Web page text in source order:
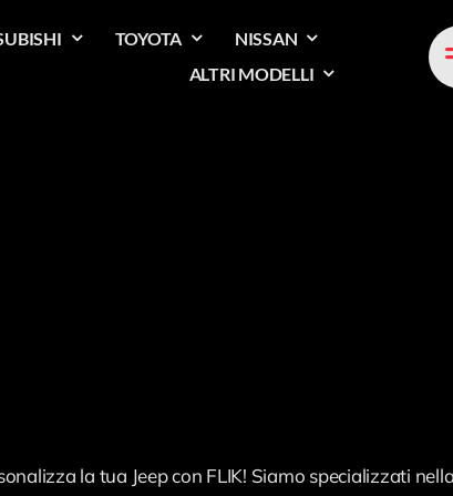
TOYOTA
NISSAN
ALTRI MODELLI
la tua Jeep con FLIK! Siamo specializzati